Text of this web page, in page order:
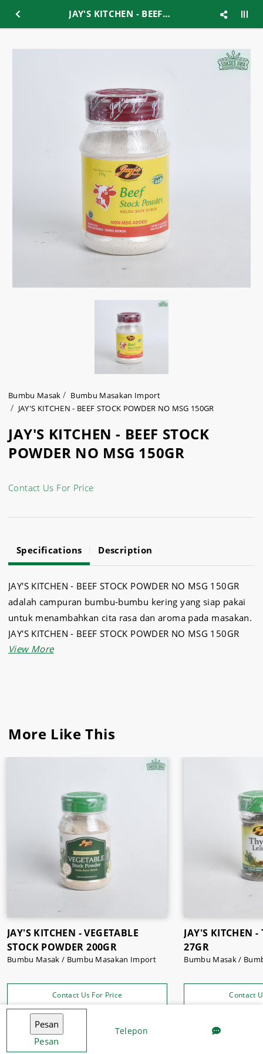
JAY'S KITCHEN - BEEF STOCK POWDER NO MSG 150GR
Bumbu Masak
Bumbu Masakan Import
JAY'S KITCHEN - BEEF STOCK POWDER NO MSG 150GR
JAY'S KITCHEN - BEEF STOCK
POWDER NO MSG 150GR
Contact Us For Price
Specifications Description
JAY'S KITCHEN - BEEF STOCK POWDER NO MSG 150GR
adalah campuran bumbu-bumbu kering yang siap pakai
untuk menambahkan cita rasa dan aroma pada masakan.
JAY'S KITCHEN - BEEF STOCK POWDER NO MSG 150GR
terbuat dari campuran rempah-rempah, garam, gula, dan
Pesan
Telepon
More Like This
JAY'S KITCHEN - VEGETABLE
STOCK POWDER 200GR
Bumbu Masak / Bumbu Masakan Import
Contact Us For Price
JAY'S KITCHEN -
27GR
Bumbu Masak /
Contact